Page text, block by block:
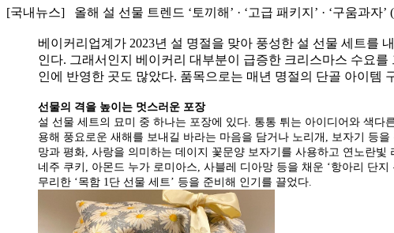
[국내뉴스] 올해 설 선물 트렌드 ‘토끼해’ · ‘고급 패키지’ · ‘구움과자’
베이커리업계가 2023년 설 명절을 맞아 풍성한 설 선물 세트를
인다. 그래서인지 베이커리 대부분이 급증한 크리스마스 수요
인에 반영한 곳도 많았다. 품목으로는 매년 명절의 단골 아이템
선물의 격을 높이는 멋스러운 포장
설 선물 세트의 묘미 중 하나는 포장에 있다. 통통 튀는 아이디어와 색
용해 풍요로운 새해를 보내길 바라는 마음을 담거나 노리개, 보자기 등
망과 평화, 사랑을 의미하는 데이지 꽃문양 보자기를 사용하고 연노란
네주 쿠키, 아몬드 누가 로미아스, 사블레 디아망 등을 채운 ‘항아리 단
무리한 ‘목함 1단 선물 세트’ 등을 준비해 인기를 끌었다.